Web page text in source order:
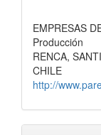
EMPRESAS
Producción
RENCA,
CHILE
http://